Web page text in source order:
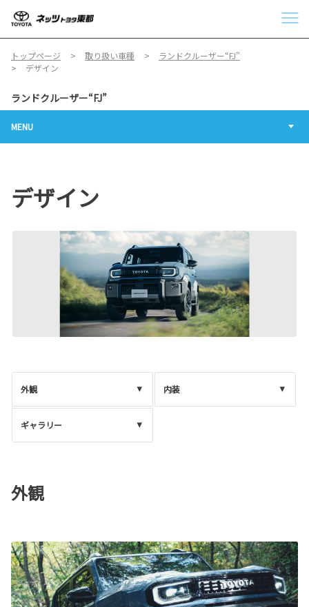
トップページ 取り扱い車種
ランドクルーザー“FJ”
デザイン
ランドクルーザー“FJ”
MENU
デザイン
外観 内装
ギャラリー
外観